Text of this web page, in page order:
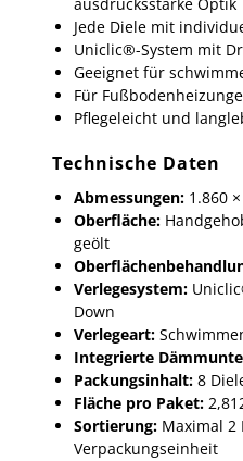
ausdrucksstarke Optik
Jede Diele mit
Uniclic®-System mit
Geeignet für
Für
Pflegeleicht und
Technische Daten
Abmessungen: 1.860
Oberfläche:
geölt
Verlegesystem:
Down
Verlegeart:
Integrierte
Packungsinhalt: 8
Fläche pro Paket:
Sortierung: Maximal 2
Verpackungseinheit